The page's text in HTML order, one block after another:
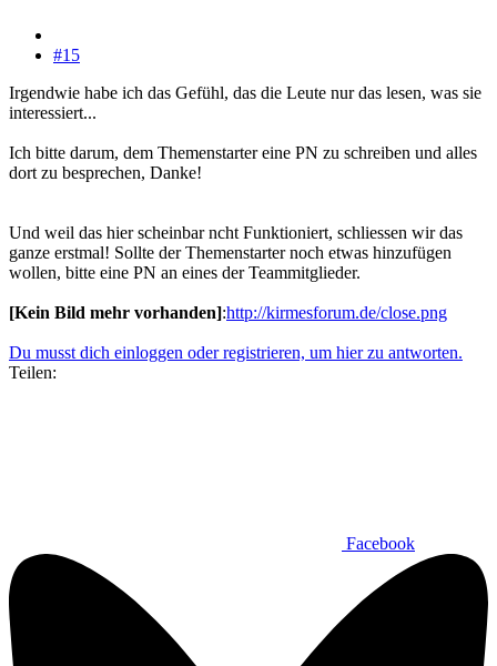
#15
Irgendwie habe ich das Gefühl, das die Leute nur das lesen, was sie
interessiert...
Ich bitte darum, dem Themenstarter eine PN zu schreiben und alles
dort zu besprechen, Danke!
Und weil das hier scheinbar ncht Funktioniert, schliessen wir das
ganze erstmal! Sollte der Themenstarter noch etwas hinzufügen
wollen, bitte eine PN an eines der Teammitglieder.
[Kein Bild mehr vorhanden]:http://kirmesforum.de/close.png
Du musst dich einloggen oder registrieren, um hier zu antworten.
Teilen:
Facebook